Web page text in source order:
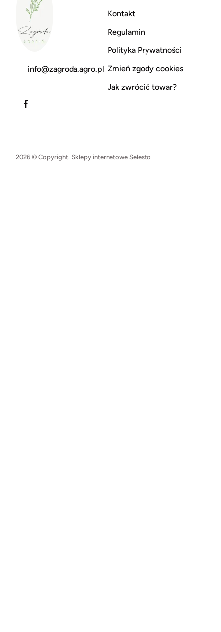
info@zagroda.agro.pl
Kontakt
Regulamin
Polityka Prywatności
Zmień zgody cookies
Jak zwrócić towar?
2026 © Copyright. Sklepy internetowe Selesto